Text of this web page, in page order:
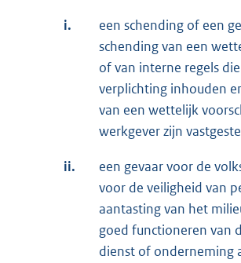
i.
een schending of een
schending van een
of van interne regels
verplichting inhouden
van een wettelijk
werkgever zijn
ii.
een gevaar voor de
voor de veiligheid van
aantasting van het
goed functioneren van
dienst of onderneming